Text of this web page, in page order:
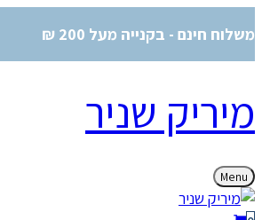
משלוח חינם - בקנייה מעל 200 ₪
מיריק שניר
Menu